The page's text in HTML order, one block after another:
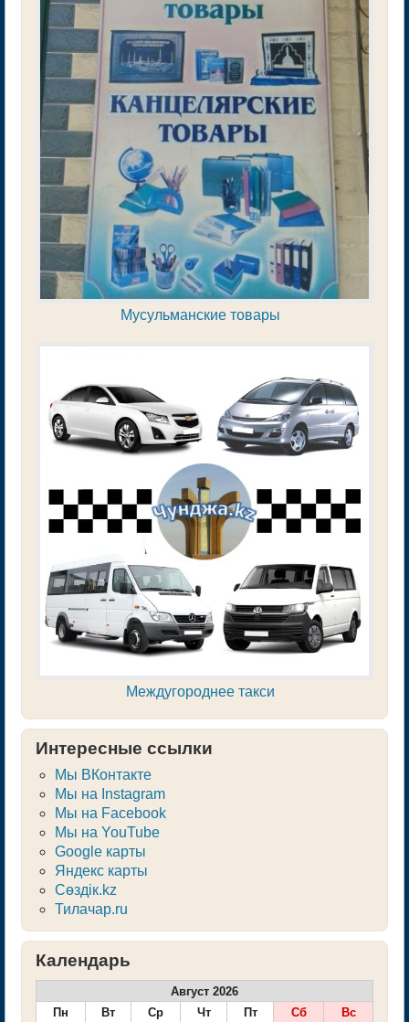
Мусульманские товары
Междугороднее такси
Интересные ссылки
Мы ВКонтакте
Мы на Instagram
Мы на Facebook
Мы на YouTube
Google карты
Яндекс карты
Сөздік.kz
Тилачар.ru
Календарь
Август 2026
Пн
Вт Ср Чт Пт Сб Вс